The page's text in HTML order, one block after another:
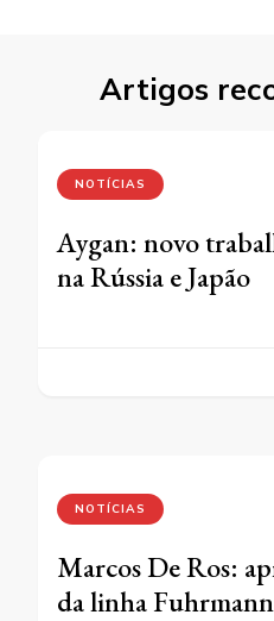
Artigos
NOTÍCIAS
Aygan: novo
na Rússia e Japão
NOTÍCIAS
Marcos De Ros:
da linha